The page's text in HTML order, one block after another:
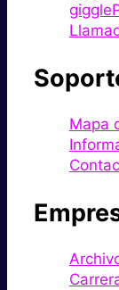
Mapa